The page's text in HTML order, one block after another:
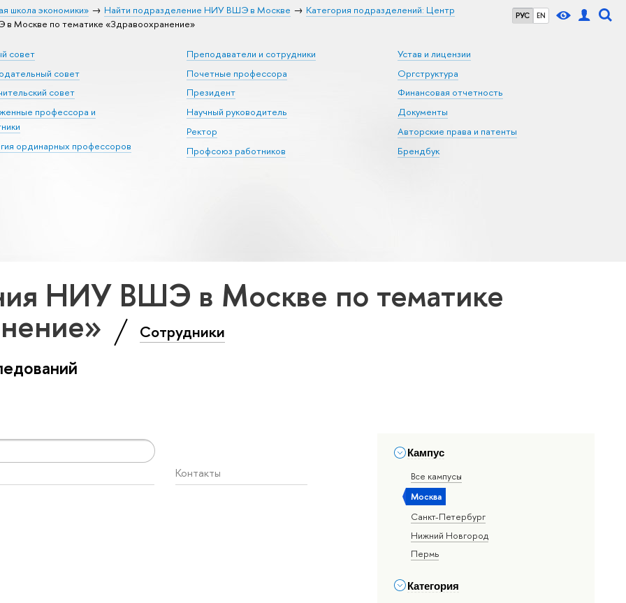
РУС EN
школа экономики» Найти подразделение НИУ ВШЭ в Москве
Категория подразделений: Центр
Москве по тематике «Здравоохранение»
совет
совет
совет
профессора и
ординарных профессоров
Преподаватели и сотрудники
Почетные профессора
Президент
Научный руководитель
Ректор
Профсоюз работников
Устав и лицензии
Оргструктура
Финансовая отчетность
Документы
Авторские права и патенты
Брендбук
НИУ ВШЭ в Москве по тематике
Сотрудники
Кампус
Все кампусы
Москва
Санкт-Петербург
Нижний Новгород
Пермь
Категория
Контакты